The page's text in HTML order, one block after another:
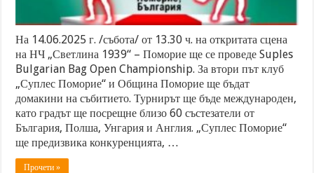
На 14.06.2025 г. /събота/ от 13.30 ч. на откритата сцена
на НЧ „Светлина 1939“ – Поморие ще се проведе Suples
Bulgarian Bag Open Championship. За втори път клуб
„Суплес Поморие“ и Община Поморие ще бъдат
домакини на събитието. Турнирът ще бъде международен,
като градът ще посрещне близо 60 състезатели от
България, Полша, Унгария и Англия. „Суплес Поморие“
ще предизвика конкуренцията, …
Прочети »